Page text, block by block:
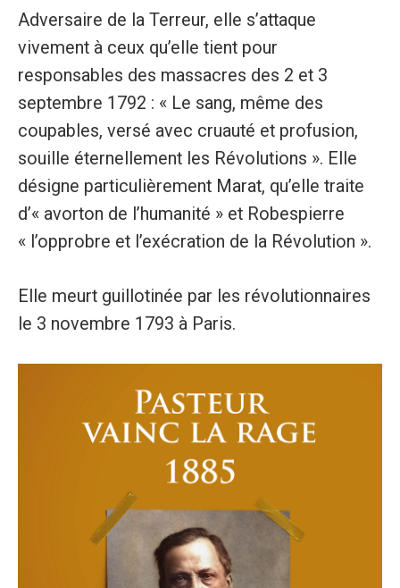
Adversaire de la Terreur, elle s’attaque
vivement à ceux qu’elle tient pour
responsables des massacres des 2 et 3
septembre 1792 : « Le sang, même des
coupables, versé avec cruauté et profusion,
souille éternellement les Révolutions ». Elle
désigne particulièrement Marat, qu’elle traite
d’« avorton de l’humanité » et Robespierre
« l’opprobre et l’exécration de la Révolution ».
Elle meurt guillotinée par les révolutionnaires
le 3 novembre 1793 à Paris.